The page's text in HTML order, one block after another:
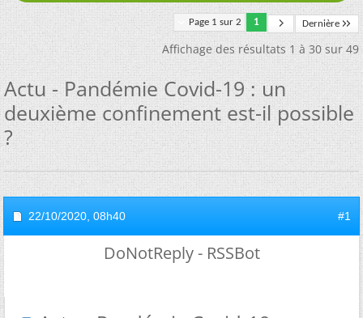
Page 1 sur 2 1 Dernière
Affichage des résultats 1 à 30 sur 49
Actu - Pandémie Covid-19 : un
deuxième confinement est-il possible
?
22/10/2020, 08h40 #1
DoNotReply - RSSBot